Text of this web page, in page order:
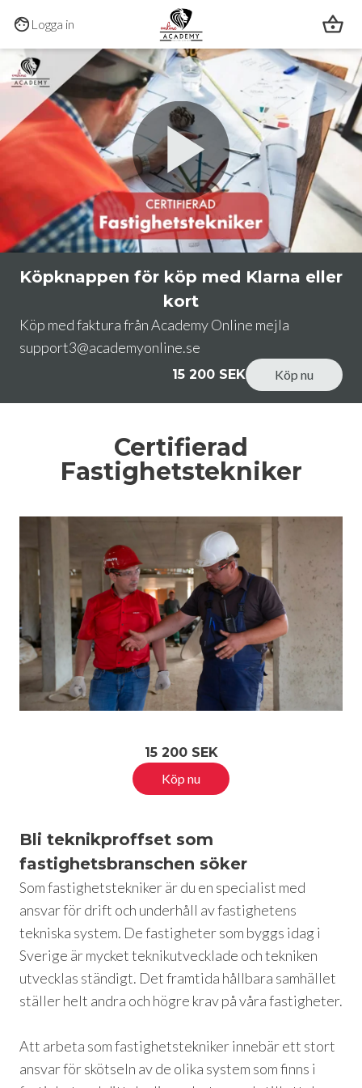
Logga in
0:00/1:25
Köpknappen för köp med Klarna eller
kort
Köp med faktura från Academy Online mejla
support3@academyonline.se
15 200 SEK Köp nu
Certifierad
Fastighetstekniker
15 200 SEK
Köp nu
Bli teknikproffset som
fastighetsbranschen söker
Som fastighetstekniker är du en specialist med
ansvar för drift och underhåll av fastighetens
tekniska system. De fastigheter som byggs idag i
Sverige är mycket teknikutvecklade och tekniken
utvecklas ständigt. Det framtida hållbara samhället
ställer helt andra och högre krav på våra fastigheter.
Att arbeta som fastighetstekniker innebär ett stort
ansvar för skötseln av de olika system som finns i